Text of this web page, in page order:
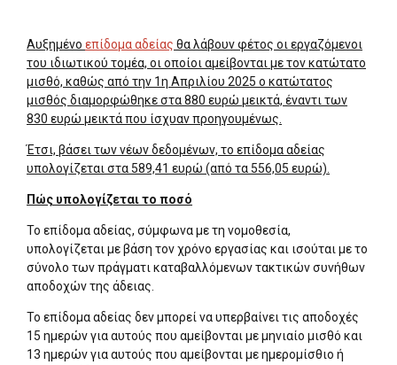
Αυξημένο επίδομα αδείας θα λάβουν φέτος οι εργαζόμενοι
του ιδιωτικού τομέα, οι οποίοι αμείβονται με τον κατώτατο
μισθό, καθώς από την 1η Απριλίου 2025 ο κατώτατος
μισθός διαμορφώθηκε στα 880 ευρώ μεικτά, έναντι των
830 ευρώ μεικτά που ίσχυαν προηγουμένως.
Έτσι, βάσει των νέων δεδομένων, το επίδομα αδείας
υπολογίζεται στα 589,41 ευρώ (από τα 556,05 ευρώ).
Πώς υπολογίζεται το ποσό
Το επίδομα αδείας, σύμφωνα με τη νομοθεσία,
υπολογίζεται με βάση τον χρόνο εργασίας και ισούται με το
σύνολο των πράγματι καταβαλλόμενων τακτικών συνήθων
αποδοχών της άδειας.
Το επίδομα αδείας δεν μπορεί να υπερβαίνει τις αποδοχές
15 ημερών για αυτούς που αμείβονται με μηνιαίο μισθό και
13 ημερών για αυτούς που αμείβονται με ημερομίσθιο ή